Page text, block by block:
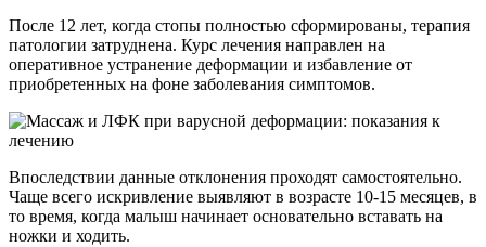
После 12 лет, когда стопы полностью сформированы, терапия
патологии затруднена. Курс лечения направлен на
оперативное устранение деформации и избавление от
приобретенных на фоне заболевания симптомов.
Впоследствии данные отклонения проходят самостоятельно.
Чаще всего искривление выявляют в возрасте 10-15 месяцев, в
то время, когда малыш начинает основательно вставать на
ножки и ходить.